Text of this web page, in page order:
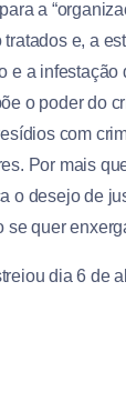
a
e, a
e a infestação
o poder do
com
Por mais
o desejo de
se quer
dia 6 de